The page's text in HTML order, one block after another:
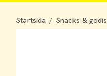
Startsida / Snacks & godis